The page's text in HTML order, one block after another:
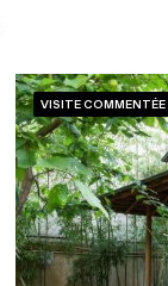
VISITE COMMENTÉE